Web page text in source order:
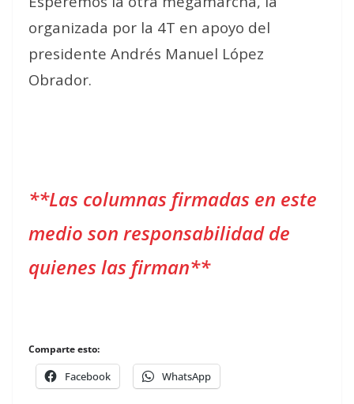
organizada por la 4T en apoyo del
presidente Andrés Manuel López
Obrador.
**Las columnas firmadas en este
medio son responsabilidad de
quienes las firman**
Comparte esto:
Facebook WhatsApp